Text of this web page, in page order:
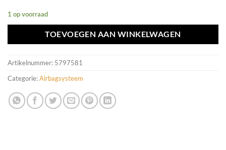
1 op voorraad
TOEVOEGEN AAN WINKELWAGEN
Artikelnummer: 5797581
Categorie:Airbagsysteem